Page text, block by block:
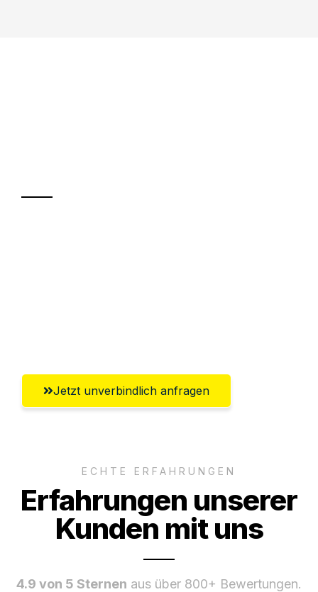
Jetzt unverbindlich anfragen
ECHTE ERFAHRUNGEN
Erfahrungen unserer
Kunden mit uns
4.9 von 5 Sternen aus über 800+ Bewertungen.